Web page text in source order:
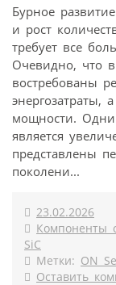
Бурное
и рост
требует все
Очевидно, что
востребованы
энергозатраты,
мощности.
является
представлены
поколени...
23.02.2026
Компоненты
SiC
Метки: ON
Оставить